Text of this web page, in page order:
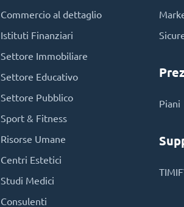
Commercio al dettaglio
Istituti Finanziari
Settore Immobiliare
Settore Educativo
Settore Pubblico
Sport & Fitness
Risorse Umane
Centri Estetici
Studi Medici
Consulenti
Piani